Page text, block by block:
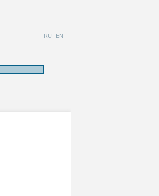
RU EN